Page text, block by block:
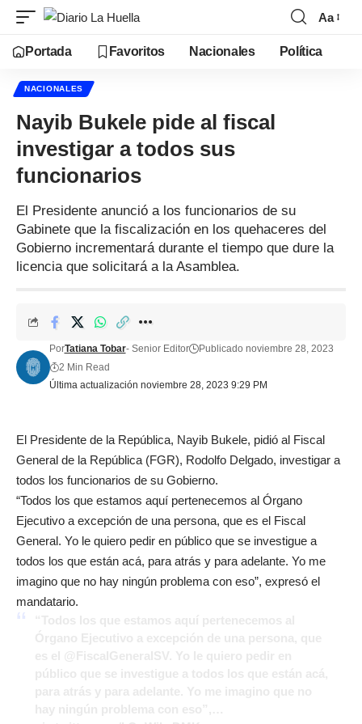
Aa
Portada Favoritos Nacionales Política
NACIONALES
Nayib Bukele pide al fiscal
investigar a todos sus
funcionarios
El Presidente anunció a los funcionarios de su
Gabinete que la fiscalización en los quehaceres del
Gobierno incrementará durante el tiempo que dure la
licencia que solicitará a la Asamblea.
Última actualización noviembre 28, 2023 9:29 PM
PorTatiana Tobar- Senior Editor
Publicado noviembre 28, 2023
2 Min Read
El Presidente de la República, Nayib Bukele, pidió al Fiscal
General de la República (FGR), Rodolfo Delgado, investigar a
todos los funcionarios de su Gobierno.
“Todos los que estamos aquí pertenecemos al Órgano
Ejecutivo a excepción de una persona, que es el Fiscal
General. Yo le quiero pedir en público que se investigue a
todos los que están acá, para atrás y para adelante. Yo me
imagino que no hay ningún problema con eso”, expresó el
mandatario.